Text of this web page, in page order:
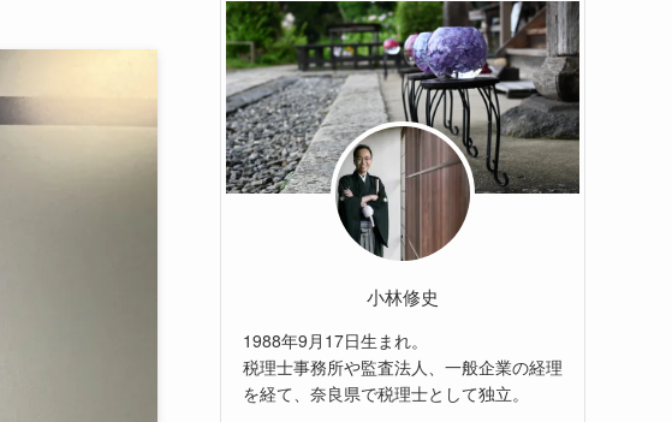
小林修史
1988年9月17日生まれ。
税理士事務所や監査法人、一般企業の経理
を経て、奈良県で税理士として独立。